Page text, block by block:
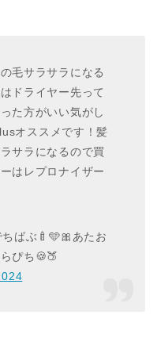
毛サラサラになる
ドライヤー先って
た方がいい気がし
オススメです！髪
サラになるので買
はレプロナイザー
ばぶ🍼🩵🎀あたお
ぴち🍪🍑